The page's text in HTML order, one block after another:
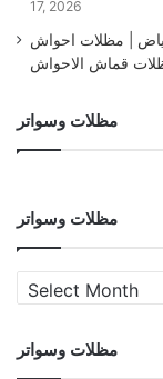
17, 2026
| مظلات احواش
قماش الاحواش
مظلات وسواتر
مظلات وسواتر
مظلات
وسواتر
مظلات وسواتر